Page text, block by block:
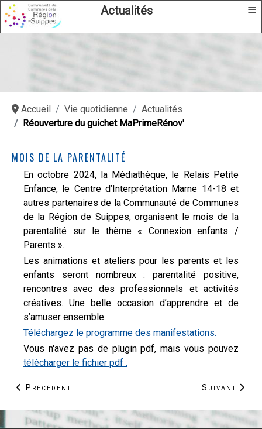
Actualités ≡
Accueil Vie quotidienne
Actualités
Réouverture du guichet MaPrimeRénov'
MOIS DE LA PARENTALITÉ
En octobre 2024, la Médiathèque, le Relais Petite
Enfance, le Centre d’Interprétation Marne 14-18 et
autres partenaires de la Communauté de Communes
de la Région de Suippes, organisent le mois de la
parentalité sur le thème « Connexion enfants /
Parents ».
Les animations et ateliers pour les parents et les
enfants seront nombreux : parentalité positive,
rencontres avec des professionnels et activités
créatives. Une belle occasion d’apprendre et de
s’amuser ensemble.
Téléchargez le programme des manifestations.
Vous n'avez pas de plugin pdf, mais vous pouvez
télécharger le fichier pdf .
Article précédent : Guide pour les propriétaires
Précédent Article
Suivant